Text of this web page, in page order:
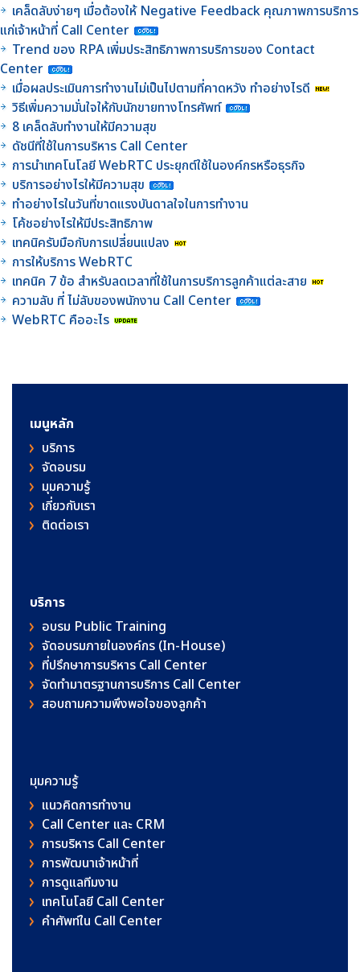
เคล็ดลับง่ายๆ เมื่อต้องให้ Negative Feedback คุณภาพการบริการ
แก่เจ้าหน้าที่ Call Center
Trend ของ RPA เพิ่มประสิทธิภาพการบริการของ Contact
Center
เมื่อผลประเมินการทำงานไม่เป็นไปตามที่คาดหวัง ทำอย่างไรดี
วิธีเพิ่มความมั่นใจให้กับนักขายทางโทรศัพท์
8 เคล็ดลับทำงานให้มีความสุข
ดัชนีที่ใช้ในการบริหาร Call Center
การนำเทคโนโลยี WebRTC ประยุกต์ใช้ในองค์กรหรือธุรกิจ
บริการอย่างไรให้มีความสุข
ทำอย่างไรในวันที่ขาดแรงบันดาลใจในการทำงาน
โค้ชอย่างไรให้มีประสิทธิภาพ
เทคนิครับมือกับการเปลี่ยนแปลง
การให้บริการ WebRTC
เทคนิค 7 ข้อ สำหรับลดเวลาที่ใช้ในการบริการลูกค้าแต่ละสาย
ความลับ ที่ ไม่ลับของพนักงาน Call Center
WebRTC คืออะไร
เมนูหลัก
บริการ
จัดอบรม
มุมความรู้
เกี่ยวกับเรา
ติดต่อเรา
บริการ
อบรม Public Training
จัดอบรมภายในองค์กร (In-House)
ที่ปรึกษาการบริหาร Call Center
จัดทำมาตรฐานการบริการ Call Center
สอบถามความพึงพอใจของลูกค้า
มุมความรู้
แนวคิดการทำงาน
Call Center และ CRM
การบริหาร Call Center
การพัฒนาเจ้าหน้าที่
การดูแลทีมงาน
เทคโนโลยี Call Center
คําศัพท์ใน Call Center